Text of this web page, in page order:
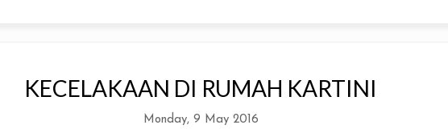
KECELAKAAN DI RUMAH KARTINI
Monday, 9 May 2016